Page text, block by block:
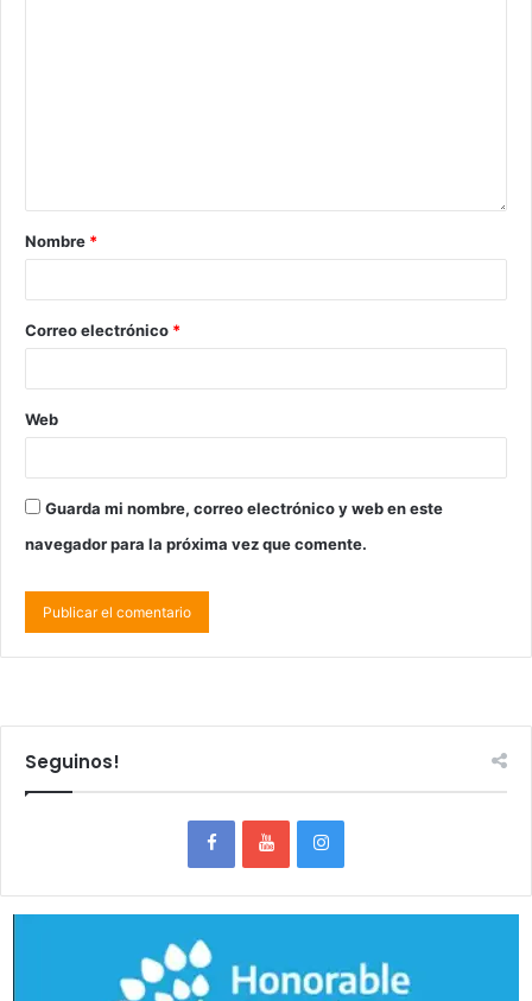
Nombre *
Correo electrónico *
Web
Guarda mi nombre, correo electrónico y web en este
navegador para la próxima vez que comente.
Seguinos!